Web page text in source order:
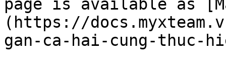
page is available as
(https://
gan-ca-hai-cung-thuc-